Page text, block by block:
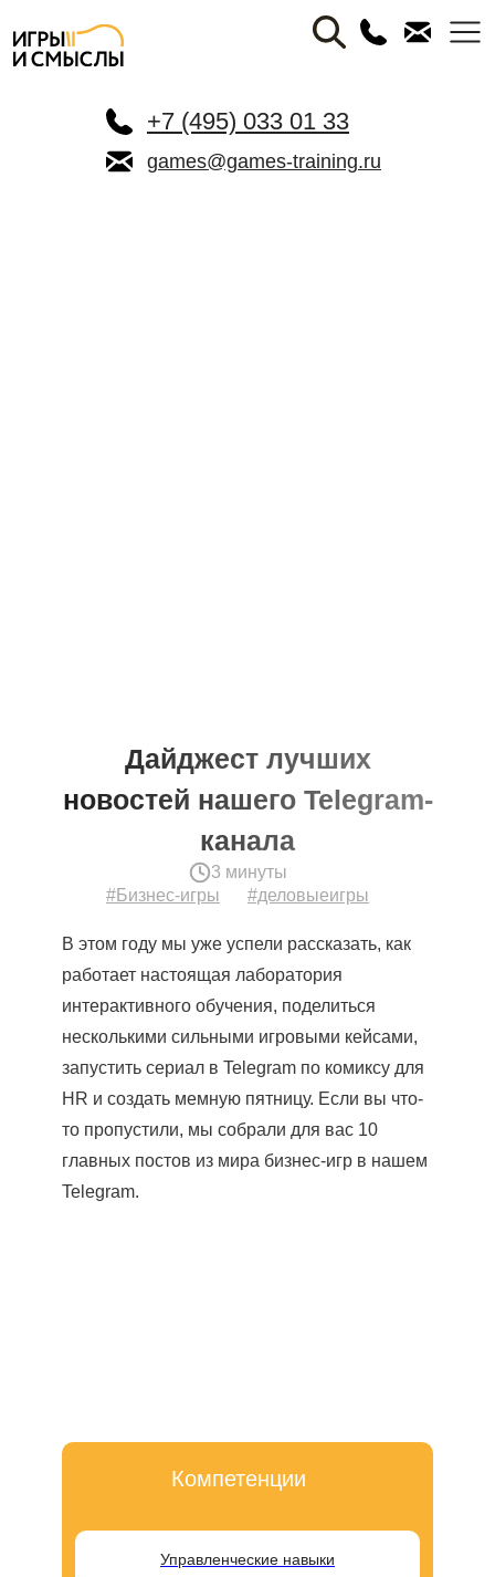
+7 (495) 033 01 33
games@games-training.ru
Дайджест лучших
новостей нашего Telegram-
канала
3 минуты
#Бизнес-игры
#деловыеигры
В этом году мы уже успели рассказать, как
работает настоящая лаборатория
интерактивного обучения, поделиться
несколькими сильными игровыми кейсами,
запустить сериал в Telegram по комиксу для
HR и создать мемную пятницу. Если вы что-
то пропустили, мы собрали для вас 10
главных постов из мира бизнес-игр в нашем
Telegram.
Управленческие навыки
Компетенции